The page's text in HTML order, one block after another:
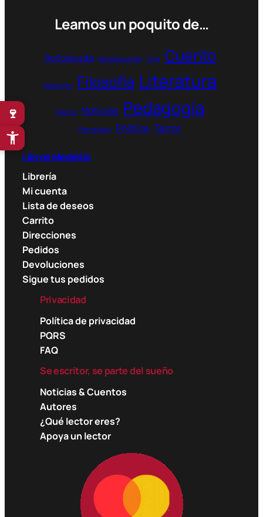
Leamos un poquito de…
Autoayuda Bibliotecología Cine Cuento
Depresión Filosofía Literatura
Música Noticias Pedagogía
Personajes Política Terror
Libros Medellín
Librería
Mi cuenta
Lista de deseos
Carrito
Direcciones
Pedidos
Devoluciones
Sigue tus pedidos
Privacidad
Política de privacidad
PQRS
FAQ
Se escritor, se parte del sueño
Noticias & Cuentos
Autores
¿Qué lector eres?
Apoya un lector
🍷